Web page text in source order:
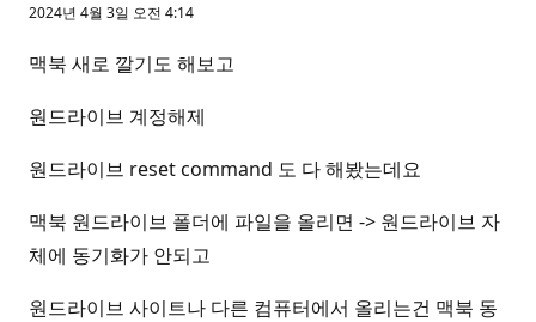
2024년 4월 3일 오전 4:14
맥북 새로 깔기도 해보고
원드라이브 계정해제
원드라이브 reset command 도 다 해봤는데요
맥북 원드라이브 폴더에 파일을 올리면 -> 원드라이브 자
체에 동기화가 안되고
원드라이브 사이트나 다른 컴퓨터에서 올리는건 맥북 동